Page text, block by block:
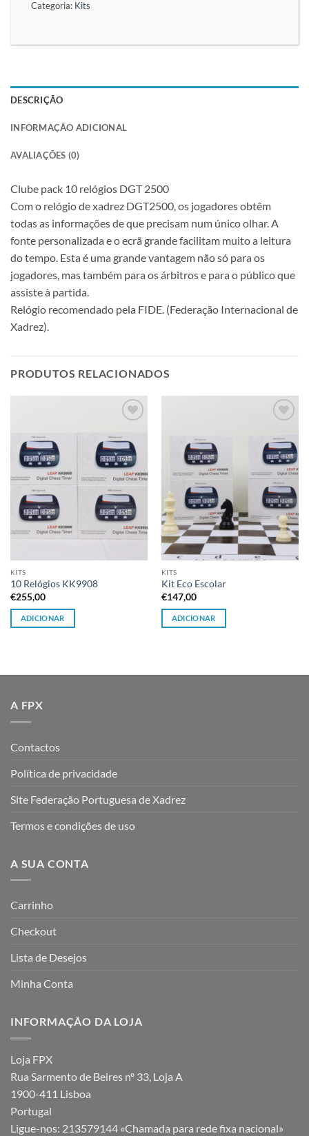
Categoria: Kits
DESCRIÇÃO
INFORMAÇÃO ADICIONAL
AVALIAÇÕES (0)
Clube pack 10 relógios DGT 2500
Com o relógio de xadrez DGT2500, os jogadores obtêm
todas as informações de que precisam num único olhar. A
fonte personalizada e o ecrã grande facilitam muito a leitura
do tempo. Esta é uma grande vantagem não só para os
jogadores, mas também para os árbitros e para o público que
assiste à partida.
Relógio recomendado pela FIDE. (Federação Internacional de
Xadrez).
PRODUTOS RELACIONADOS
à lista de
desejos
KITS
10 Relógios KK9908
€255,00
ADICIONAR
à lista de
desejos
KITS
Kit Eco Escolar
€147,00
ADICIONAR
A FPX
Contactos
Política de privacidade
Site Federação Portuguesa de Xadrez
Termos e condições de uso
A SUA CONTA
Carrinho
Checkout
Lista de Desejos
Minha Conta
INFORMAÇÃO DA LOJA
Loja FPX
Rua Sarmento de Beires nº 33, Loja A
1900-411 Lisboa
Portugal
Ligue-nos: 213579144 «Chamada para rede fixa nacional»